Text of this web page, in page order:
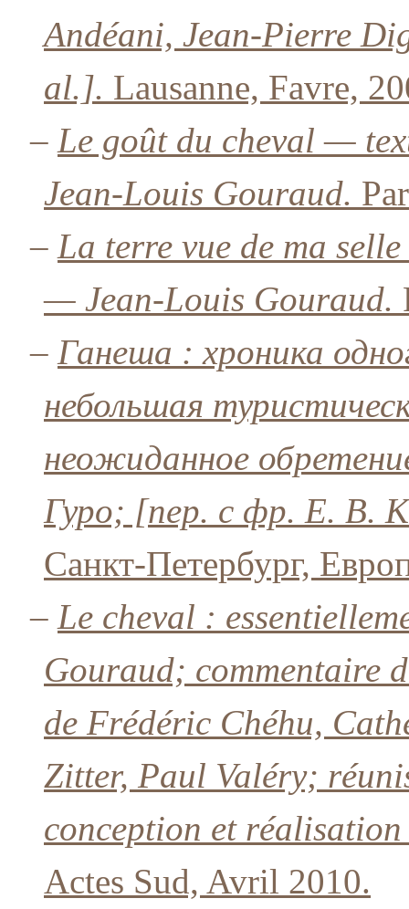
Andéani, Jean-Pierre
al.]. Lausanne, Favre,
– Le goût du cheval —
Jean-Louis Gouraud.
– La terre vue de ma
— Jean-Louis Gouraud.
– Ганеша : хроника
небольшая
неожиданное
Гуро; [пер. с фр. Е. В.
Санкт-Петербург,
– Le cheval :
Gouraud; commentaire
de Frédéric Chéhu,
Zitter, Paul Valéry;
conception et
Actes Sud, Avril 2010.